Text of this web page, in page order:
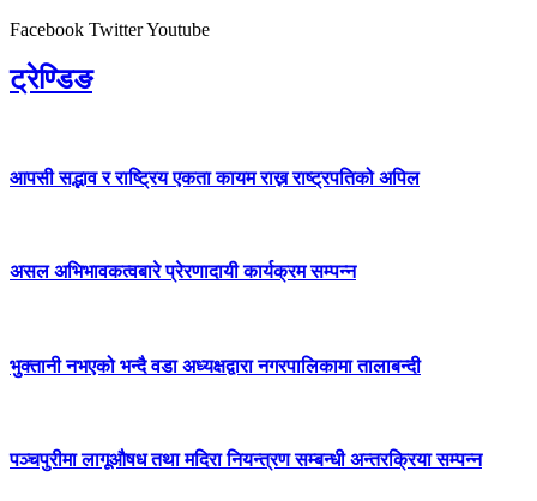
Facebook TwitterYoutube
ट्रेण्डिङ
आपसी सद्भाव र राष्ट्रिय एकता कायम राख्न राष्ट्रपतिको अपिल
असल अभिभावकत्वबारे प्रेरणादायी कार्यक्रम सम्पन्न
भुक्तानी नभएको भन्दै वडा अध्यक्षद्वारा नगरपालिकामा तालाबन्दी
पञ्चपुरीमा लागूऔषध तथा मदिरा नियन्त्रण सम्बन्धी अन्तरक्रिया सम्पन्न